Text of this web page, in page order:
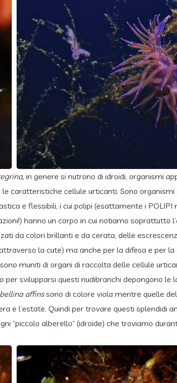
in genere si nutrono di idroidi, organismi
caratteristiche cellule urticanti. Sono
e flessibili, i cui polipi (esattamente i POLIPI
hanno un corpo in cui notiamo soprattutto
da colori brillanti e da cerata, delle
la cute) ma anche per la difesa e per
muniti di organi di raccolta delle cellule
svilupparsi questi nudibranchi depongono le
affinssono di colore viola mentre quelle
l’estate. Quindi per trovare questi splendidi
“piccolo alberello” (idroide) che troviamo